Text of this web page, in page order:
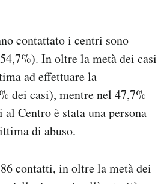
contattato i centri sono
In oltre la metà dei casi
ad effettuare la
dei casi), mentre nel 47,7%
Centro è stata una persona
di abuso.
contatti, in oltre la metà dei